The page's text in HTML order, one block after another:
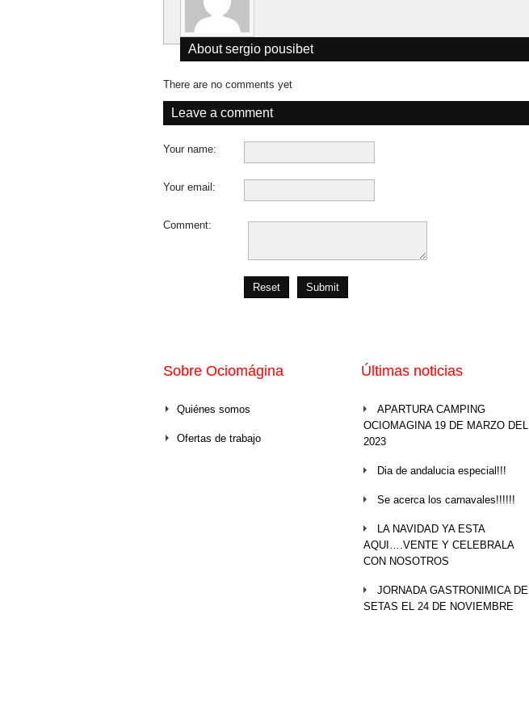
Aboutsergio pousibet
There are no comments yet
Leave a comment
Your name:
Your email:
Comment:
Reset Submit
Sobre Ociomágina
Quiénes somos
Ofertas de trabajo
Últimas noticias
APARTURA CAMPING
OCIOMAGINA 19 DE MARZO DEL
2023
Dia de andalucia especial!!!
Se acerca los carnavales!!!!!!
LA NAVIDAD YA ESTA
AQUI….VENTE Y CELEBRALA
CON NOSOTROS
JORNADA GASTRONIMICA DE
SETAS EL 24 DE NOVIEMBRE